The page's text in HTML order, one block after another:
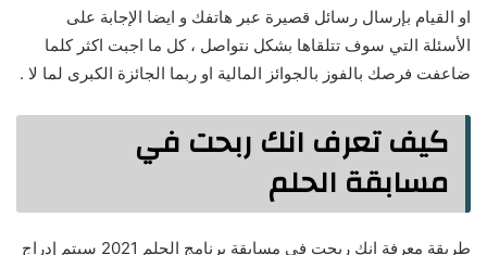
او القيام بإرسال رسائل قصيرة عبر هاتفك و ايضا الإجابة على
الأسئلة التي سوف تتلقاها بشكل نتواصل ، كل ما اجبت اكثر كلما
ضاعفت فرصك بالفوز بالجوائز المالية او ربما الجائزة الكبرى لما لا .
كيف تعرف انك ربحت في
مسابقة الحلم
طريقة معرفة انك ربحت في مسابقة برنامج الحلم 2021 سيتم إدراج